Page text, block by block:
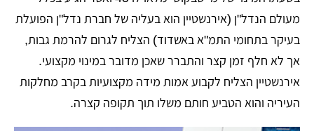
מעולם הנדל"ן (אירנשטיין הוא בעליה של חברת נדל"ן הפועלת
בעיקר בתחומי התמ"א באשדוד) הצליח לגרום להרמת גבות,
אך לא חלף זמן קצר והתברר שאכן מדובר במינוי מקצועי.
אירנשטיין הצליח לקבוע אמות מידה מקצועיות בקרב מחלקות
העיריה והוא הטביע חותם משלו תוך תקופה קצרה.